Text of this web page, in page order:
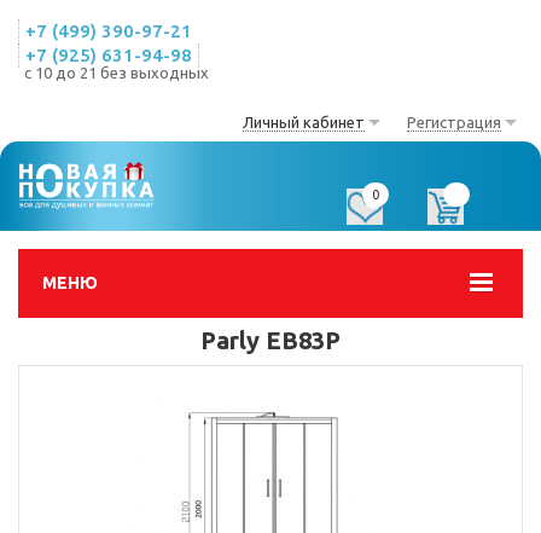
+7 (499) 390-97-21
+7 (925) 631-94-98
с 10 до 21 без выходных
Личный кабинет Регистрация
МЕНЮ
0
Parly EB83P